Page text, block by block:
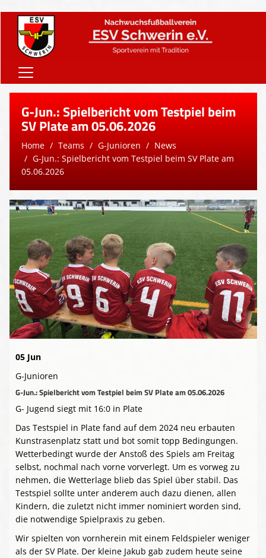
Home
Onlineshop
Vereinsnews
Verein
Teams
Sponsoren
Downloads
Presse-Archiv
Anmeldung
G-Jun.: Spielbericht vom Testpiel beim
SV Plate am 05.06.2026
Home Teams G-Junioren
News
G-Jun.: Spielbericht vom Testpiel beim SV Plate am
05.06.2026
05 Jun
G-Junioren
G-Jun.: Spielbericht vom Testpiel beim SV Plate am 05.06.2026
G- Jugend siegt mit 16:0 in Plate
Das Testspiel in Plate fand auf dem 2024 neu erbauten
Kunstrasenplatz statt und bot somit topp Bedingungen.
Wetterbedingt wurde der Anstoß des Spiels am Freitag
selbst, nochmal nach vorne vorverlegt. Um es vorweg zu
nehmen, die Wetterlage blieb das Spiel über stabil. Das
Testspiel sollte unter anderem auch dazu dienen, allen
Kindern, die zuletzt nicht immer nominiert worden sind,
die notwendige Spielpraxis zu geben.
Wir spielten von vornherein mit einem Feldspieler weniger
als der SV Plate. Der kleine Jakub gab zudem heute seine